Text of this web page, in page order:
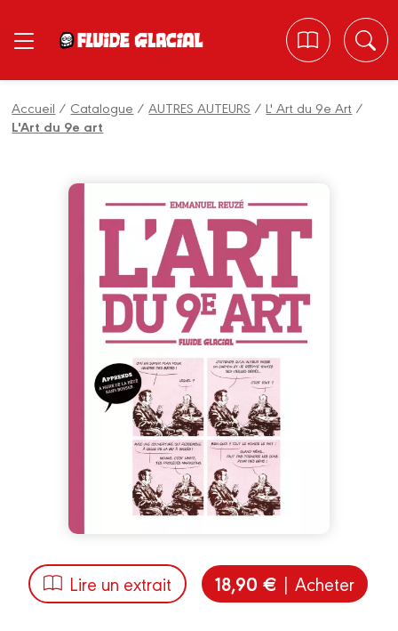
Accueil / Catalogue /AUTRES AUTEURS /L' Art du 9e Art /
L'Art du 9e art
Lire un extrait 18,90 € | Acheter